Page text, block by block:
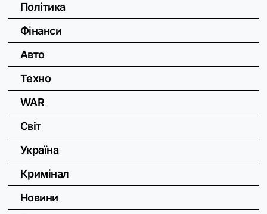
Політика
Фінанси
Авто
Техно
WAR
Світ
Україна
Кримінал
Новини